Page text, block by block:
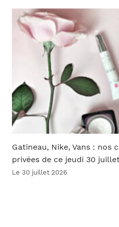
Gatineau, Nike, Vans : nos
privées de ce jeudi 30
Le 30 juillet 2026